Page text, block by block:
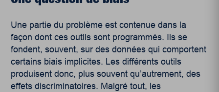
Une partie du problème est contenue dans la
façon dont ces outils sont programmés. Ils se
fondent, souvent, sur des données qui comportent
certains biais implicites. Les différents outils
produisent donc, plus souvent qu’autrement, des
effets discriminatoires. Malgré tout, les